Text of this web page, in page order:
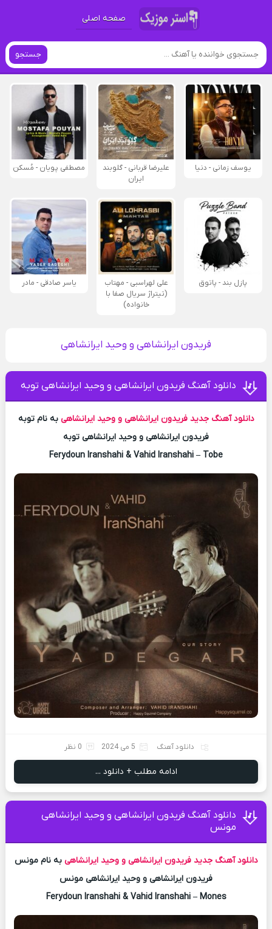
صفحه اصلی
جستجو
یوسف زمانی - دنیا
علیرضا قربانی - گلوبند
ایران
مصطفی پویان - مُسکن
پازل بند - پاتوق
علی لهراسبی - مهتاب
(تیتراژ سریال صفا با
خانواده)
یاسر صادقی - مادر
فریدون ایرانشاهی و وحید ایرانشاهی
دانلود آهنگ فریدون ایرانشاهی و وحید ایرانشاهی توبه
دانلود آهنگ جدید فریدون ایرانشاهی و وحید ایرانشاهی به نام توبه
فریدون ایرانشاهی و وحید ایرانشاهی توبه
Ferydoun Iranshahi & Vahid Iranshahi – Tobe
دانلود آهنگ 5 می 2024 0 نظر
ادامه مطلب + دانلود ...
دانلود آهنگ فریدون ایرانشاهی و وحید ایرانشاهی
مونس
دانلود آهنگ جدید فریدون ایرانشاهی و وحید ایرانشاهی به نام مونس
فریدون ایرانشاهی و وحید ایرانشاهی مونس
Ferydoun Iranshahi & Vahid Iranshahi – Mones